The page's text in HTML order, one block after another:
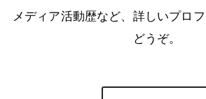
メディア活動歴など、詳しいプロ
どうぞ。